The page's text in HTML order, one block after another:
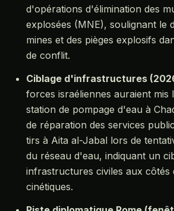
d'opérations d'élimination des
explosées (MNE), soulignant le
mines et des pièges explosifs
de conflit.
Ciblage d'infrastructures
forces israéliennes auraient mis
station de pompage d'eau à
de réparation des services
tirs à Aita al-Jabal lors de
du réseau d'eau, indiquant un
infrastructures civiles aux côtés
cinétiques.